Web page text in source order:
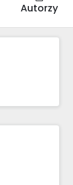
Autorzy